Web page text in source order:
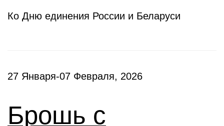
Ко Дню единения России и Беларуси
27 Января-07 Февраля, 2026
Брошь с